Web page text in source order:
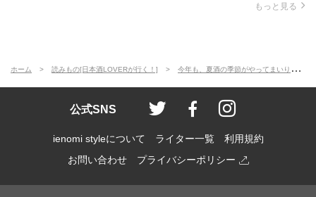
もっと見る
ホーム 読みもの[日本酒LOVERが行く！] 今年も、夏酒の季節がやってまいりました！
公式SNS ienomi style[イ
ienomi style[
ienomi
ienomi styleについて ライター一覧
利用規約
お問い合わせ
プライバシーポリシー